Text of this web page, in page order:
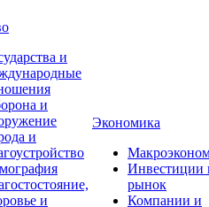
и
и
и
и
Экономика
Инвестиции
рынок
Компании и